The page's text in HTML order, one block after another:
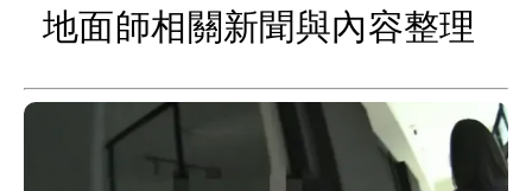
地面師相關新聞與內容整理